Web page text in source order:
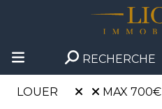
RECHERCHE
LOUER MAX 700€